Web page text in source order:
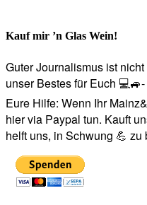
Kauf mir ’n Glas Wein!
Guter Journalismus ist
unser Bestes für Euch
Eure Hilfe: Wenn Ihr
hier via Paypal tun. Kauft
helft uns, in Schwung 💪 zu